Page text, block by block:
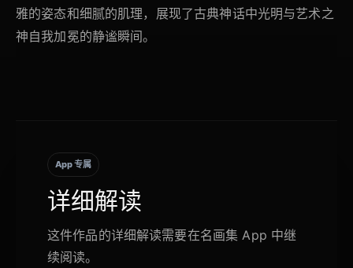
雅的姿态和细腻的肌理，展现了古典神话中光明与艺术之
神自我加冕的静谧瞬间。
App 专属
详细解读
这件作品的详细解读需要在名画集 App 中继
续阅读。